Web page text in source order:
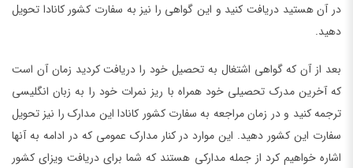
در آن هستید دریافت کنید و این گواهی را نیز به سفارت کشور کانادا تحویل
دهید.
بعد از آن که گواهی اشتغال به تحصیل خود را دریافت کردید زمان آن است
که آخرین مدرک تحصیلی خود همراه با ریز نمرات خود را به زبان انگلیسی
ترجمه کنید و در زمان مراجعه به سفارت کشور کانادا این مدارک را نیز تحویل
سفارت این کشور دهید. این موارد در کنار مدارک عمومی که در ادامه به آنها
اشاره خواهیم کرد از جمله مدارکی هستند که شما برای دریافت ویزای کشور